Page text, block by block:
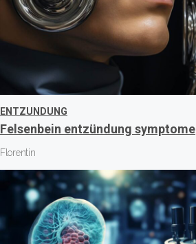
ENTZUNDUNG
Felsenbein entzündung symptome
Florentin